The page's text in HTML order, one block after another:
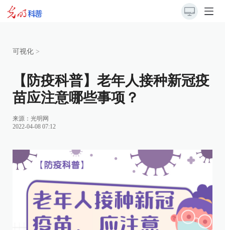
可视化 >
【防疫科普】老年人接种新冠疫
苗应注意哪些事项？
来源： 光明网
2022-04-08 07:12